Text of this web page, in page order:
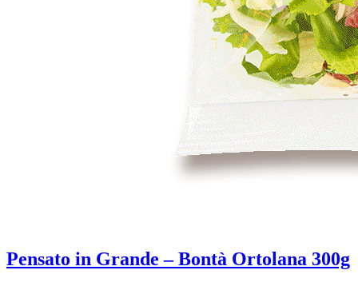
Pensato in Grande – Bontà Ortolana 300g